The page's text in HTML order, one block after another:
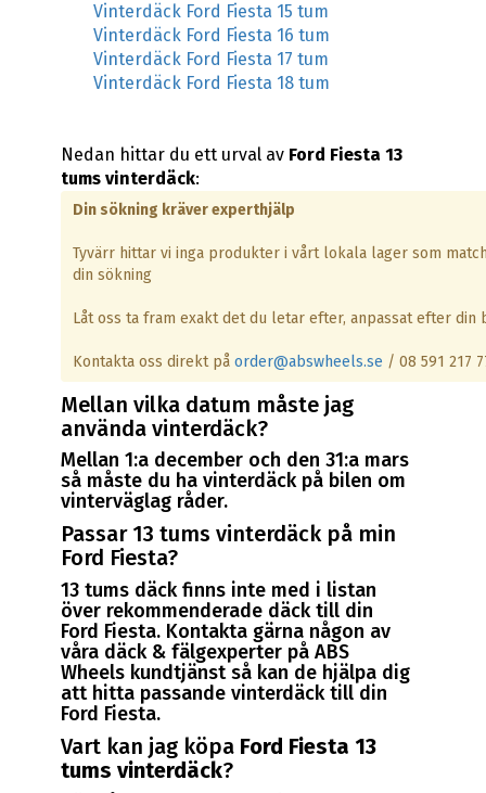
Vinterdäck Ford Fiesta 15 tum
Vinterdäck Ford Fiesta 16 tum
Vinterdäck Ford Fiesta 17 tum
Vinterdäck Ford Fiesta 18 tum
Nedan hittar du ett urval av Ford Fiesta 13
tums vinterdäck:
Din sökning kräver experthjälp
Tyvärr hittar vi inga produkter i vårt lokala lager som
din sökning
Låt oss ta fram exakt det du letar efter, anpassat efter din
Kontakta oss direkt påorder@abswheels.se / 08 591 217
Mellan vilka datum måste jag
använda vinterdäck?
Mellan 1:a december och den 31:a mars
så måste du ha vinterdäck på bilen om
vinterväglag råder.
Passar 13 tums vinterdäck på min
Ford Fiesta?
13 tums däck finns inte med i listan
över rekommenderade däck till din
Ford Fiesta. Kontakta gärna någon av
våra däck & fälgexperter på ABS
Wheels kundtjänst så kan de hjälpa dig
att hitta passande vinterdäck till din
Ford Fiesta.
Vart kan jag köpa Ford Fiesta 13
tums vinterdäck?